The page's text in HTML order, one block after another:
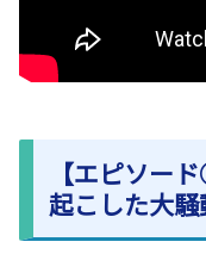
【エピソー
起こした大騒